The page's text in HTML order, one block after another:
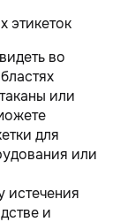
этикеток
во
или
для
или
истечения
и